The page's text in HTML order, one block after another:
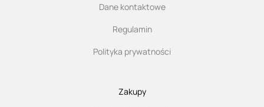
Dane kontaktowe
Regulamin
Polityka prywatności
Zakupy